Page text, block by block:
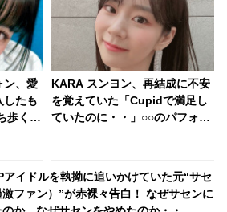
ン、愛
したも
歩くほ
り
の物
KARA スンヨン、再結成に不安
を覚えていた「Cupidで満足し
ていたのに・・」○○のパフォー
じられる発言はさすがの一言
アイドルを執拗に追いかけていた元“サセ
激ファン）”が赤裸々告白！ なぜサセンに